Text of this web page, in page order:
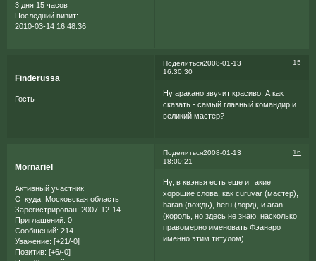
3 дня 15 часов
Последний визит:
2010-03-14 16:48:36
Поделиться 15
2008-01-13
16:30:30
Finderussa
Гость
Ну аракано звучит красиво. А как
сказать - самый главный командир и
великий мастер?
Поделиться 16
2008-01-13
18:00:21
Mornariel
Активный участник
Откуда: Московская область
Зарегистрирован: 2007-12-14
Приглашений: 0
Сообщений: 214
Уважение: [+21/-0]
Позитив: [+6/-0]
Ну, в квэнья есть еще и такие
хорошие слова, как curuvar (мастер),
haran (вождь), heru (лорд), и aran
(король, но здесь не знаю, насколько
правомерно именовать Фэанаро
именно этим титулом)